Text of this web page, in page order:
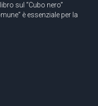
sul “Cubo nero”
è essenziale per la